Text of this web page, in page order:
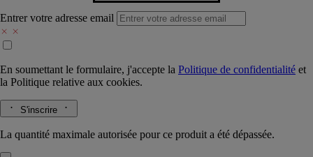
Entrer votre adresse email
En soumettant le formulaire, j'accepte la Politique de confidentialité et
la Politique relative aux cookies.
S'inscrire
La quantité maximale autorisée pour ce produit a été dépassée.